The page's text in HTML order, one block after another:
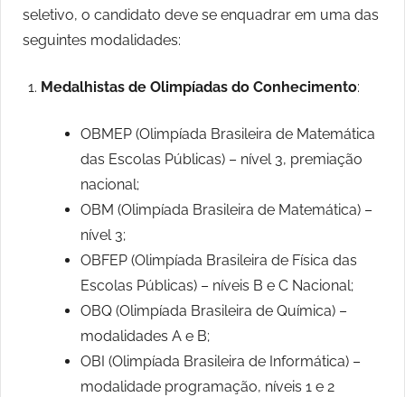
seletivo, o candidato deve se enquadrar em uma das
seguintes modalidades:
Medalhistas de Olimpíadas do Conhecimento:
OBMEP (Olimpíada Brasileira de Matemática
das Escolas Públicas) – nível 3, premiação
nacional;
OBM (Olimpíada Brasileira de Matemática) –
nível 3;
OBFEP (Olimpíada Brasileira de Física das
Escolas Públicas) – níveis B e C Nacional;
OBQ (Olimpíada Brasileira de Química) –
modalidades A e B;
OBI (Olimpíada Brasileira de Informática) –
modalidade programação, níveis 1 e 2